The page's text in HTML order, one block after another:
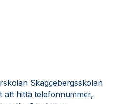
Skäggebergsskolan
att hitta telefonnummer,